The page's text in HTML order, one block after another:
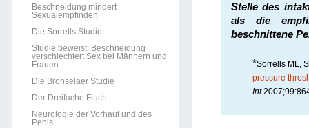
Beschneidung mindert
Sexualempfinden
Die Sorrells Studie
Studie beweist: Beschneidung
verschlechtert Sex bei Männern und
Frauen
Die Bronselaer Studie
Der Dreifache Fluch
Neurologie der Vorhaut und des
Penis
Stelle des
als die
beschnittene
*Sorrells ML,
pressure
Int